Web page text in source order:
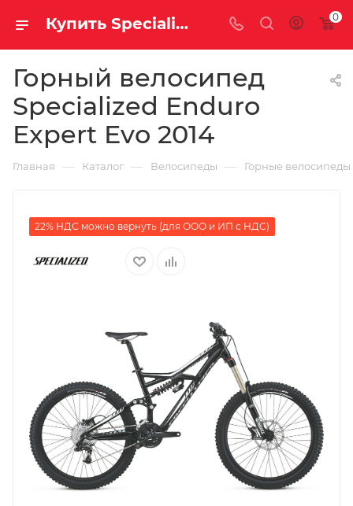
Купить Specialized Enduro Expert Evo 2014 за рублей, а со скидкой 0
Горный велосипед
Specialized Enduro
Expert Evo 2014
Главная — Каталог — Велосипеды — Горные велосипеды
22% НДС можно вернуть (для ООО и ИП с НДС)